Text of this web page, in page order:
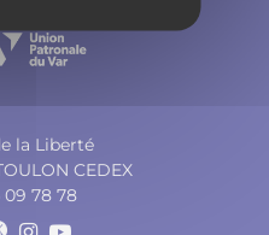
la Liberté
CEDEX
09 78 78